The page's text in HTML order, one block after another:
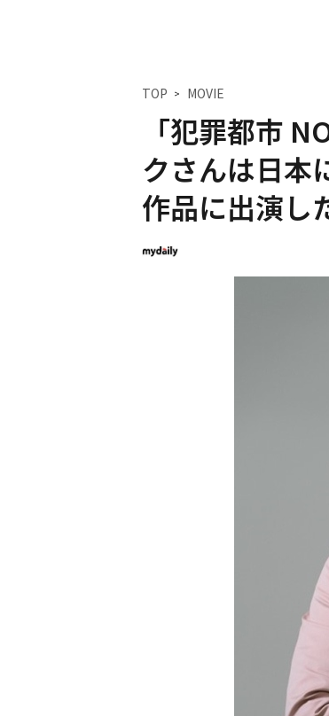
TOP MOVIE
「犯罪都市
クさんは日本
作品に出演し